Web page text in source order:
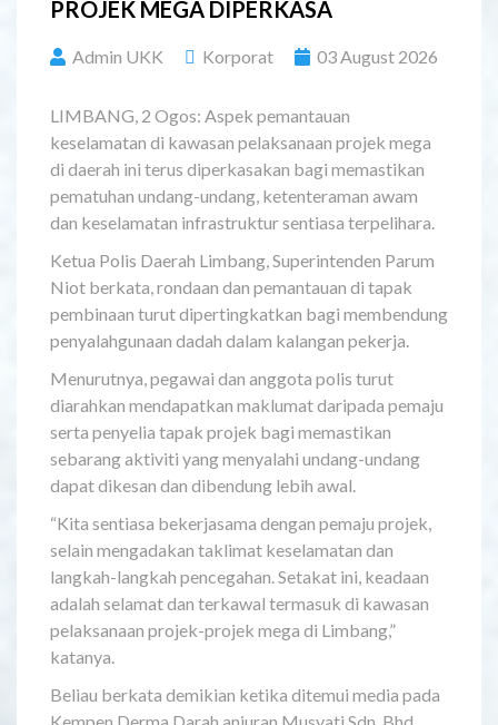
PROJEK MEGA DIPERKASA
Admin UKK Korporat 03 August 2026
LIMBANG, 2 Ogos: Aspek pemantauan
keselamatan di kawasan pelaksanaan projek mega
di daerah ini terus diperkasakan bagi memastikan
pematuhan undang-undang, ketenteraman awam
dan keselamatan infrastruktur sentiasa terpelihara.
Ketua Polis Daerah Limbang, Superintenden Parum
Niot berkata, rondaan dan pemantauan di tapak
pembinaan turut dipertingkatkan bagi membendung
penyalahgunaan dadah dalam kalangan pekerja.
Menurutnya, pegawai dan anggota polis turut
diarahkan mendapatkan maklumat daripada pemaju
serta penyelia tapak projek bagi memastikan
sebarang aktiviti yang menyalahi undang-undang
dapat dikesan dan dibendung lebih awal.
“Kita sentiasa bekerjasama dengan pemaju projek,
selain mengadakan taklimat keselamatan dan
langkah-langkah pencegahan. Setakat ini, keadaan
adalah selamat dan terkawal termasuk di kawasan
pelaksanaan projek-projek mega di Limbang,”
katanya.
Beliau berkata demikian ketika ditemui media pada